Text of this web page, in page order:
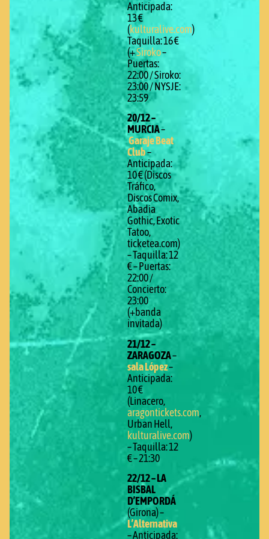
Anticipada:
13 €
(kulturalive.com)
Taquilla: 16 €
(+Siroko–
Puertas:
22:00 / Siroko:
23:00 / NYSJE:
23:59
20/12 –
MURCIA–
Garaje Beat
Club–
Anticipada:
10 € (Discos
Tráfico,
Discos Comix,
Abadia
Gothic, Exotic
Tatoo,
ticketea.com)
– Taquilla: 12
€ – Puertas:
22:00 /
Concierto:
23:00
(+banda
invitada)
21/12 –
ZARAGOZA–
sala López–
Anticipada:
10 €
(Linacero,
aragontickets.com,
Urban Hell,
kulturalive.com)
– Taquilla: 12
€ – 21:30
22/12 – LA
BISBAL
D’EMPORDÁ
(Girona) –
L’Alternativa
– Anticipada: